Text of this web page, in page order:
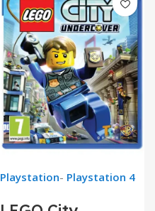
Playstation- Playstation 4